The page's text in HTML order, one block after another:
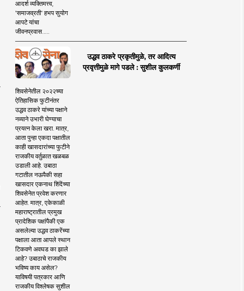
आदर्श व्यक्तिमत्त्व,
'समाजव्रती' हभप सुयोग
आपटे यांचा
जीवनप्रवास.....
उद्धव ठाकरे प्रकृतीमुळे, तर आदित्य
प्रवृत्तीमुळे मागे पडले : सुशील कुलकर्णी
शिवसेनेतील २०२२च्या
ऐतिहासिक फुटीनंतर
उद्धव ठाकरे यांच्या पक्षाने
नव्याने उभारी घेण्याचा
प्रयत्न केला खरा. मात्र,
आता पुन्हा एकदा पक्षातील
काही खासदारांच्या फुटीने
राजकीय वर्तुळात खळबळ
उडाली आहे. उबाठा
गटातील नऊपैकी सहा
खासदार एकनाथ शिंदेंच्या
शिवसेनेत प्रवेश करणार
आहेत. मात्र, एकेकाळी
महाराष्ट्रातील प्रमुख
प्रादेशिक पक्षांपैकी एक
असलेल्या उद्धव ठाकरेंच्या
पक्षाला आता आपले स्थान
टिकवणे अवघड का झाले
आहे? उबाठाचे राजकीय
भविष्य काय असेल?
याविषयी पत्रकार आणि
राजकीय विश्लेषक सुशील